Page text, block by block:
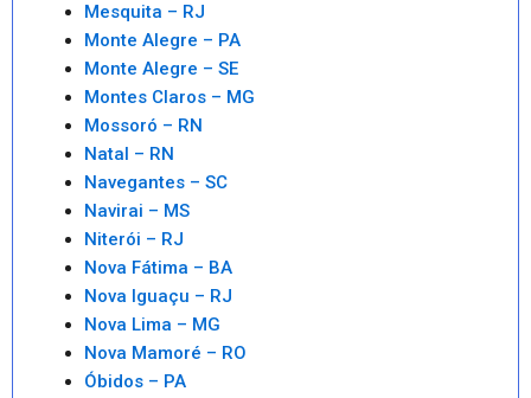
Mesquita – RJ
Monte Alegre – PA
Monte Alegre – SE
Montes Claros – MG
Mossoró – RN
Natal – RN
Navegantes – SC
Navirai – MS
Niterói – RJ
Nova Fátima – BA
Nova Iguaçu – RJ
Nova Lima – MG
Nova Mamoré – RO
Óbidos – PA